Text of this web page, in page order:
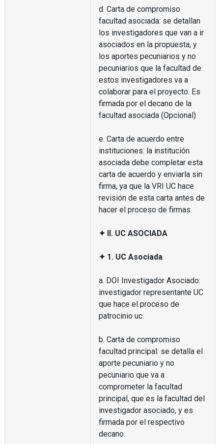
d. Carta de compromiso
facultad asociada: se detallan
los investigadores que van a ir
asociados en la propuesta, y
los aportes pecuniarios y no
pecuniarios que la facultad de
estos investigadores va a
colaborar para el proyecto. Es
firmada por el decano de la
facultad asociada (Opcional)
e. Carta de acuerdo entre
instituciones: la institución
asociada debe completar esta
carta de acuerdo y enviarla sin
firma, ya que la VRI UC hace
revisión de esta carta antes de
hacer el proceso de firmas.
✦ II. UC ASOCIADA
✦ 1. UC Asociada
a. DOI Investigador Asociado:
investigador representante UC
que hace el proceso de
patrocinio uc.
b. Carta de compromiso
facultad principal: se detalla el
aporte pecuniario y no
pecuniario que va a
comprometer la facultad
principal, que es la facultad del
investigador asociado, y es
firmada por el respectivo
decano.